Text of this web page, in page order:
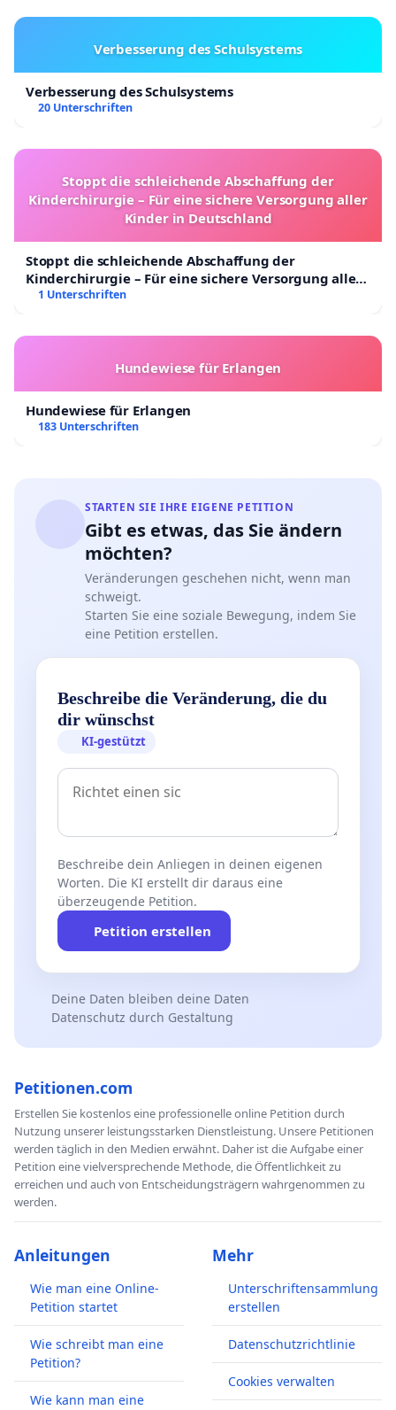
Verbesserung des Schulsystems
Verbesserung des Schulsystems
20 Unterschriften
Stoppt die schleichende Abschaffung der
Kinderchirurgie – Für eine sichere Versorgung aller
Kinder in Deutschland
Stoppt die schleichende Abschaffung der
Kinderchirurgie – Für eine sichere Versorgung aller
Kinder in Deutschland
1 Unterschriften
Hundewiese für Erlangen
Hundewiese für Erlangen
183 Unterschriften
STARTEN SIE IHRE EIGENE PETITION
Gibt es etwas, das Sie ändern
möchten?
Veränderungen geschehen nicht, wenn man
schweigt.
Starten Sie eine soziale Bewegung, indem Sie
eine Petition erstellen.
Beschreibe die Veränderung, die du
dir wünschst
KI-gestützt
Beschreibe dein Anliegen in deinen eigenen
Worten. Die KI erstellt dir daraus eine
überzeugende Petition.
Petition erstellen
Deine Daten bleiben deine Daten
Datenschutz durch Gestaltung
Petitionen.com
Erstellen Sie kostenlos eine professionelle online Petition durch
Nutzung unserer leistungsstarken Dienstleistung. Unsere Petitionen
werden täglich in den Medien erwähnt. Daher ist die Aufgabe einer
Petition eine vielversprechende Methode, die Öffentlichkeit zu
erreichen und auch von Entscheidungsträgern wahrgenommen zu
werden.
Anleitungen
Wie man eine Online-
Petition startet
Wie schreibt man eine
Petition?
Wie kann man eine
Mehr
Unterschriftensammlung
erstellen
Datenschutzrichtlinie
Cookies verwalten